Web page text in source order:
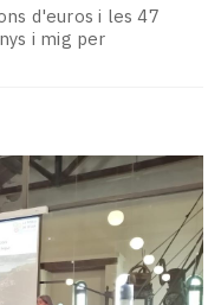
d'euros i les 47
i mig per